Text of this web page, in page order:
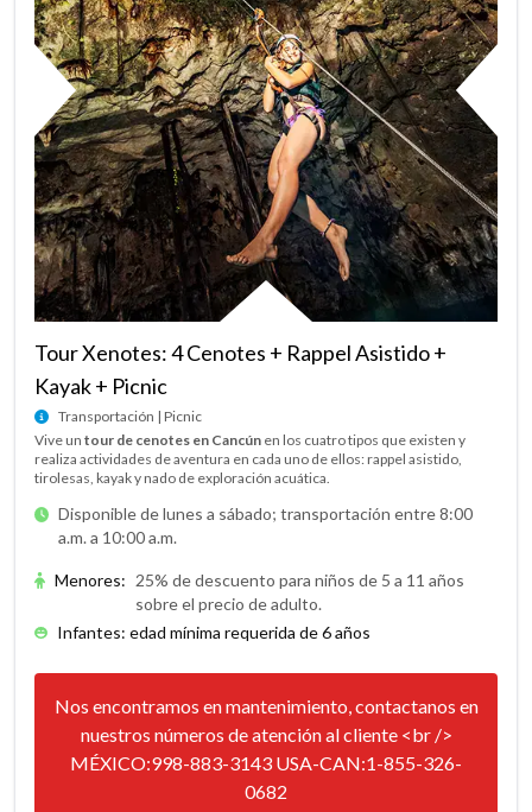
Tour Xenotes: 4 Cenotes + Rappel Asistido +
Kayak + Picnic
Transportación | Picnic
Vive un tour de cenotes en Cancún en los cuatro tipos que existen y
realiza actividades de aventura en cada uno de ellos: rappel asistido,
tirolesas, kayak y nado de exploración acuática.
Disponible de lunes a sábado; transportación entre 8:00
a.m. a 10:00 a.m.
Menores: 25% de descuento para niños de 5 a 11 años
sobre el precio de adulto.
Infantes: edad mínima requerida de 6 años
Nos encontramos en mantenimiento, contactanos en
nuestros números de atención al cliente <br />
MÉXICO:998-883-3143 USA-CAN:1-855-326-
0682